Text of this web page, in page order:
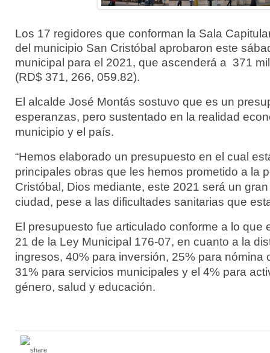
Los 17 regidores que conforman la Sala
del municipio San Cristóbal aprobaron este
municipal para el 2021, que ascenderá a 371
(RD$ 371, 266, 059.82).
El alcalde José Montás sostuvo que es un
esperanzas, pero sustentado en la realidad
municipio y el país.
“Hemos elaborado un presupuesto en el cual
principales obras que les hemos prometido a la
Cristóbal, Dios mediante, este 2021 será un
ciudad, pese a las dificultades sanitarias que
El presupuesto fue articulado conforme a lo que
21 de la Ley Municipal 176-07, en cuanto a la
ingresos, 40% para inversión, 25% para nómina
31% para servicios municipales y el 4% para
género, salud y educación.